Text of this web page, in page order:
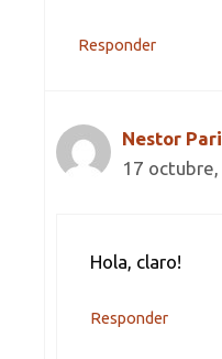
Responder
Nestor
17
Hola, claro!
Responder